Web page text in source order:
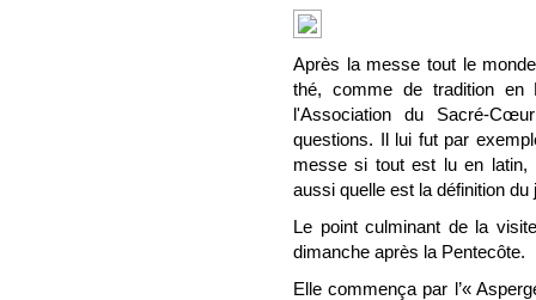
Après la messe tout le
thé, comme de tradition en
l'Association du Sacré-
questions. Il lui fut par
messe si tout est lu en latin,
aussi quelle est la définition
Le point culminant de la
dimanche après la Pentecôte.
Elle commença par l’«